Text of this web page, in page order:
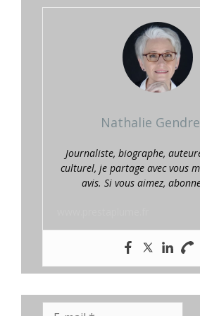
Nathalie
Journaliste, biographe,
culturel, je partage avec vous
avis. Si vous aimez,